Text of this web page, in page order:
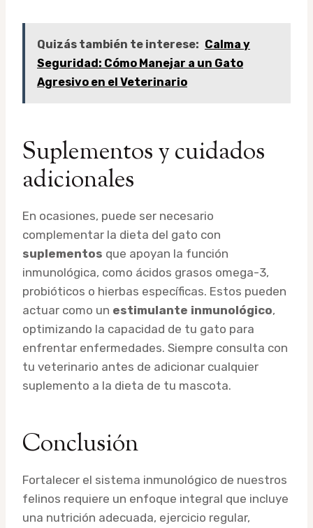
Quizás también te interese: Calma y
Seguridad: Cómo Manejar a un Gato
Agresivo en el Veterinario
Suplementos y cuidados
adicionales
En ocasiones, puede ser necesario
complementar la dieta del gato con
suplementos que apoyan la función
inmunológica, como ácidos grasos omega-3,
probióticos o hierbas específicas. Estos pueden
actuar como un estimulante inmunológico,
optimizando la capacidad de tu gato para
enfrentar enfermedades. Siempre consulta con
tu veterinario antes de adicionar cualquier
suplemento a la dieta de tu mascota.
Conclusión
Fortalecer el sistema inmunológico de nuestros
felinos requiere un enfoque integral que incluye
una nutrición adecuada, ejercicio regular,